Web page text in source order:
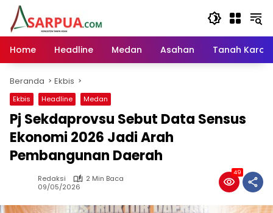
Langsung
konten
Home
Headline Medan Asahan Tanah Karo
Beranda Ekbis
Ekbis Headline Medan
Pj Sekdaprovsu Sebut Data Sensus
Ekonomi 2026 Jadi Arah
Pembangunan Daerah
Redaksi
2 Min Baca
09/05/2026
49